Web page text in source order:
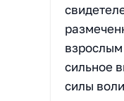
сильное
силы